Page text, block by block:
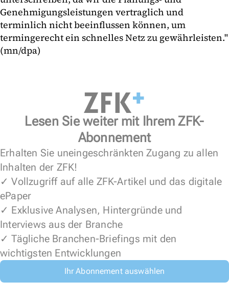
Genehmigungsleistungen vertraglich und
terminlich nicht beeinflussen können, um
termingerecht ein schnelles Netz zu gewährleisten."
(mn/dpa)
Lesen Sie weiter mit Ihrem ZFK-
Abonnement
Erhalten Sie uneingeschränkten Zugang zu allen
Inhalten der ZFK!
✓ Vollzugriff auf alle ZFK-Artikel und das digitale
ePaper
✓ Exklusive Analysen, Hintergründe und
Interviews aus der Branche
✓ Tägliche Branchen-Briefings mit den
wichtigsten Entwicklungen
Ihr Abonnement auswählen